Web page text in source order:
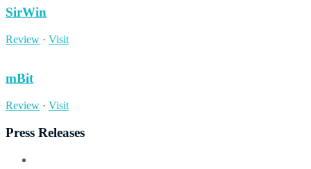
SirWin
Review · Visit
mBit
Review · Visit
Press Releases